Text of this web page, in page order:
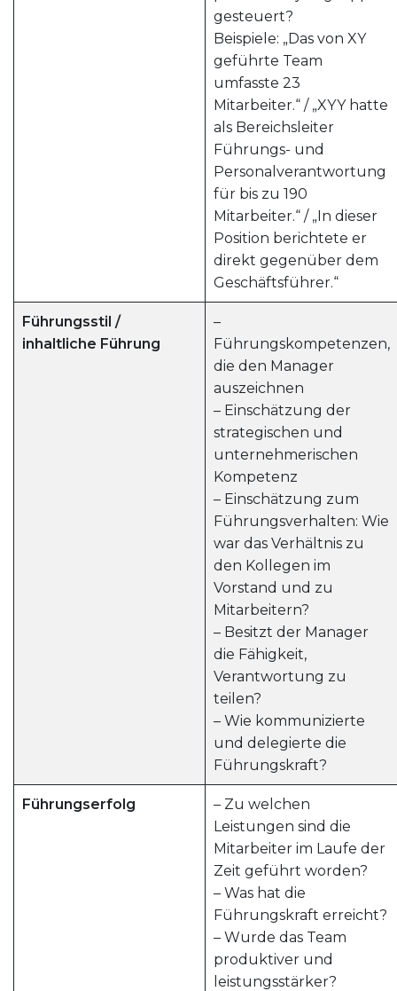
gesteuert?
Beispiele: „Das von XY
geführte Team
umfasste 23
Mitarbeiter.“ / „XYY hatte
als Bereichsleiter
Führungs- und
Personalverantwortung
für bis zu 190
Mitarbeiter.“ / „In dieser
Position berichtete er
direkt gegenüber dem
Geschäftsführer.“
Führungsstil /
inhaltliche Führung
–
Führungskompetenzen,
die den Manager
auszeichnen
– Einschätzung der
strategischen und
unternehmerischen
Kompetenz
– Einschätzung zum
Führungsverhalten: Wie
war das Verhältnis zu
den Kollegen im
Vorstand und zu
Mitarbeitern?
– Besitzt der Manager
die Fähigkeit,
Verantwortung zu
teilen?
– Wie kommunizierte
und delegierte die
Führungskraft?
Führungserfolg
– Zu welchen
Leistungen sind die
Mitarbeiter im Laufe der
Zeit geführt worden?
– Was hat die
Führungskraft erreicht?
– Wurde das Team
produktiver und
leistungsstärker?